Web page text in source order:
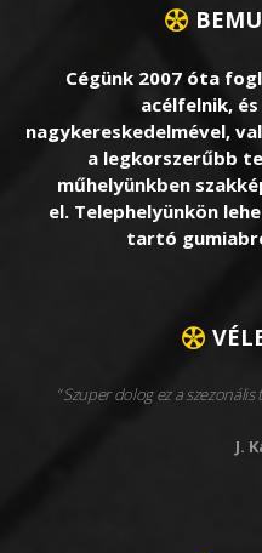
Cégünk 2007 óta
acélfelnik,
nagykereskedelmével,
a legkorszerűbb
műhelyünkben
el. Telephelyünkön
tartó
Szuper dolog ez a szezonális
J.